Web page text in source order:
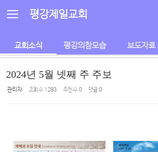
평강제일교회
교회소식 평강의참모습 보도자료
2024년 5월 넷째 주 주보
관리자 조회 수 1283 추천 수0 댓글0